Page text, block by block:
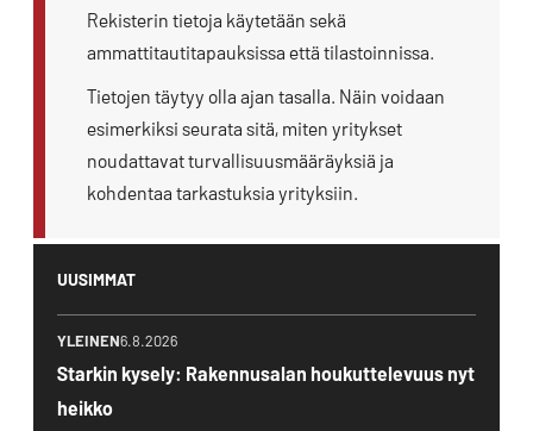
Rekisterin tietoja käytetään sekä
ammattitautitapauksissa että tilastoinnissa.
Tietojen täytyy olla ajan tasalla. Näin voidaan
esimerkiksi seurata sitä, miten yritykset
noudattavat turvallisuusmääräyksiä ja
kohdentaa tarkastuksia yrityksiin.
UUSIMMAT
YLEINEN6.8.2026
Starkin kysely: Rakennusalan houkuttelevuus nyt
heikko